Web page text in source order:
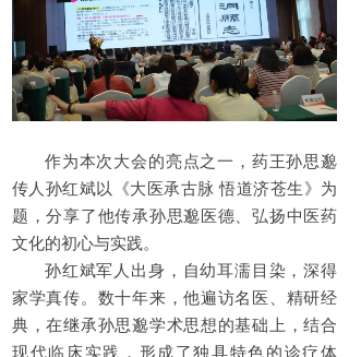
作为本次大会的亮点之一，药王孙思邈
传人孙红斌以《大医承古脉 悟道济苍生》为
题，分享了他传承孙思邈医德、弘扬中医药
文化的初心与实践。
孙红斌军人出身，自幼耳濡目染，深得
家学真传。数十年来，他遍访名医、精研经
典，在继承孙思邈学术思想的基础上，结合
现代临床实践，形成了独具特色的诊疗体